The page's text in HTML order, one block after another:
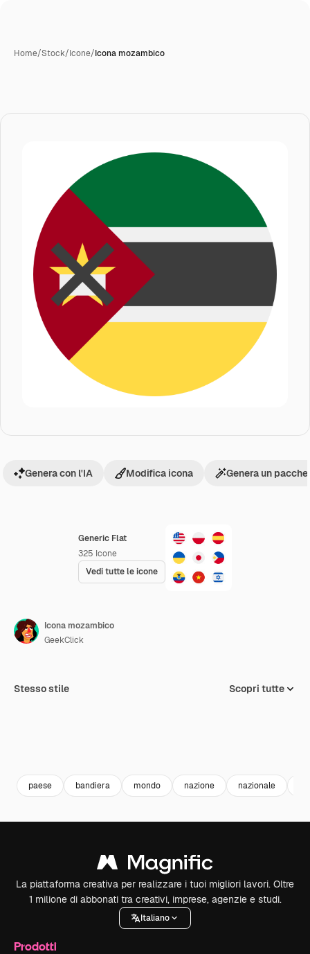
Home/Stock/Icone/Icona mozambico
Generic Flat
325 Icone
Vedi tutte le icone
Genera con l'IA Modifica icona Genera un
Icona mozambico
GeekClick
Stesso stile Scopri tutte
paese bandiera mondo nazione nazionale
La piattaforma creativa per realizzare i tuoi migliori lavori. Oltre
1 milione di abbonati tra creativi, imprese, agenzie e studi.
Italiano
Prodotti